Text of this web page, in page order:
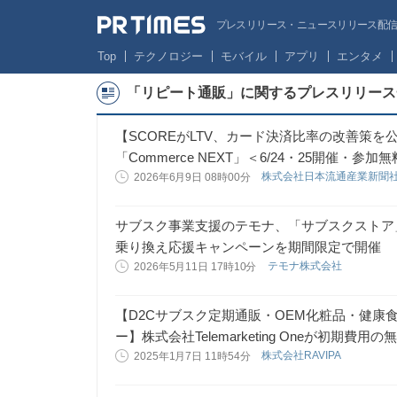
プレスリリース・ニュースリリース配
Top テクノロジー モバイル アプリ エンタメ
「リピート通販」に関するプレスリリー
【SCOREがLTV、カード決済比率の改善策を
「Commerce NEXT」＜6/24・25開催・参加無
2026年6月9日 08時00分 株式会社日本流通産業新聞
サブスク事業支援のテモナ、「サブスクスト
乗り換え応援キャンペーンを期間限定で開催
2026年5月11日 17時10分 テモナ株式会社
【D2Cサブスク定期通販・OEM化粧品・健康
ー】株式会社Telemarketing Oneが初期費⽤の
2025年1月7日 11時54分 株式会社RAVIPA